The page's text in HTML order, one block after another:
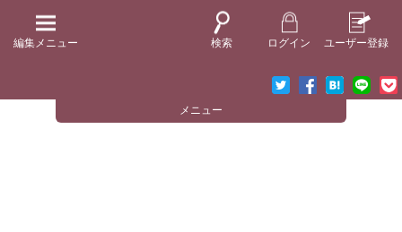
編集メニュー 検索 ログイン ユーザー登録
メニュー